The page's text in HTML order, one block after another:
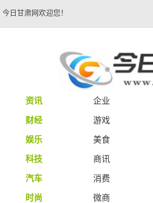
今日甘肃网欢迎您！
资讯 企业
财经
游戏
娱乐
美食
科技
商讯
汽车
消费
时尚
微商